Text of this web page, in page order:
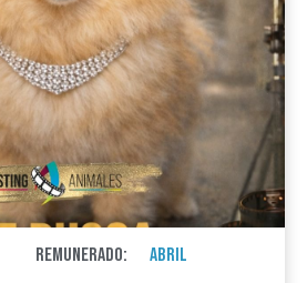
REMUNERADO: ABRIL